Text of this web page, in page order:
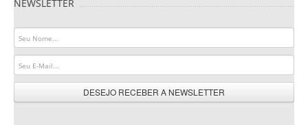
NEWSLETTER
DESEJO RECEBER A NEWSLETTER